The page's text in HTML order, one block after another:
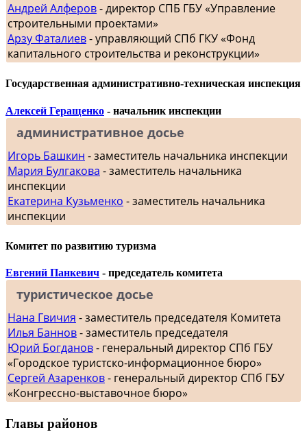
Андрей Алферов- директор СПБ ГБУ «Управление
строительными проектами»
Арзу Фаталиев- управляющий СПб ГКУ «Фонд
капитального строительства и реконструкции»
Государственная административно-техническая инспекция
Алексей Геращенко - начальник инспекции
административное досье
Игорь Башкин - заместитель начальника инспекции
Мария Булгакова - заместитель начальника
инспекции
Екатерина Кузьменко - заместитель начальника
инспекции
Комитет по развитию туризма
Евгений Панкевич - председатель комитета
туристическое досье
Нана Гвичия - заместитель председателя Комитета
Илья Баннов- заместитель председателя
Юрий Богданов- генеральный директор СПб ГБУ
«Городское туристско-информационное бюро»
Сергей Азаренков- генеральный директор СПб ГБУ
«Конгрессно-выставочное бюро»
Главы районов